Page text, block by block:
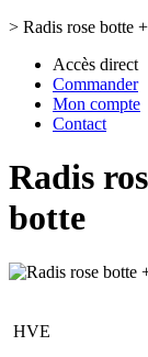
> Radis rose botte
Accès direct
Commander
Mon compte
Contact
Radis
botte
HVE